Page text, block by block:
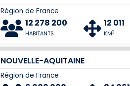
Région de France
12 278 200
HABITANTS
12 011
KM2
NOUVELLE-AQUITAINE
Région de France